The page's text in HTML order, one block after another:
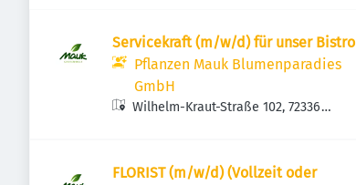
Servicekraft (m/w/d) für unser Bistro
Pflanzen Mauk Blumenparadies
GmbH
Wilhelm-Kraut-Straße 102, 72336
FLORIST (m/w/d) (Vollzeit oder